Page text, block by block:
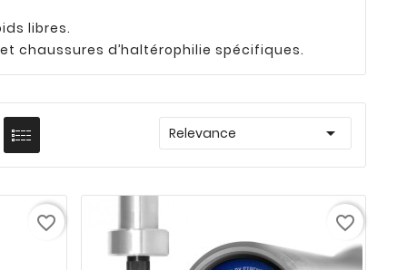
libres.
chaussures d’haltérophilie spécifiques.
Relevance 
favorite_border favorite_border